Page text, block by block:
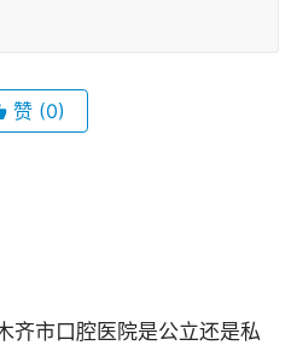
赞 (0)
齐市口腔医院是公立还是私